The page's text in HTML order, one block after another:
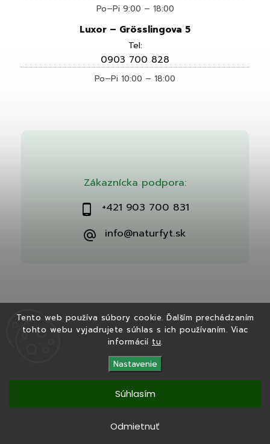
Tento web používa súbory cookie. Ďalším prechádzaním
tohto webu vyjadrujete súhlas s ich používaním. Viac
informácií tu.
Nastavenie
Odmietnuť
Súhlasím
Zákaznícka podpora:
+421 903 700 831
info@naturfyt.sk
Po–Pi 9:00 – 18:00
Luxor – Grösslingova 5
Tel:
0903 700 828
Po–Pi 10:00 – 18:00
Copyright 2026Naturfyt.sk. Všetky práva vyhradené.
| Design